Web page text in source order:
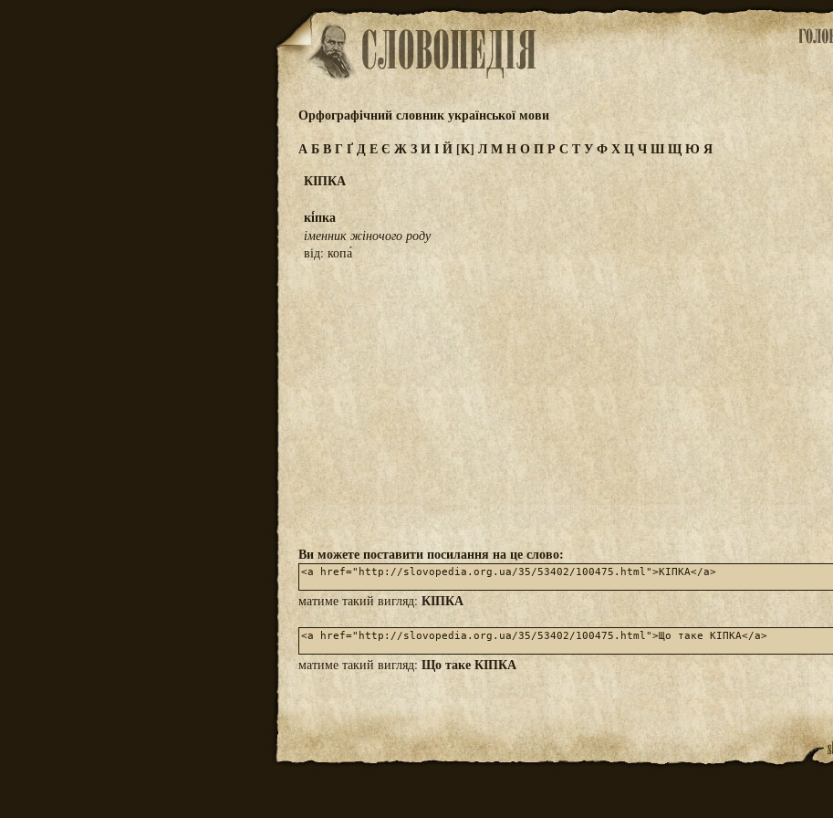
Орфографічний словник української мови
АБВГҐДЕЄ ЖЗИІЙ [К] ЛМНОПРС ТУФХЦЧШЩЮ Я
КІПКА
кі́пка
іменник жіночого роду
від: копа́
Ви можете поставити посилання на це слово:
матиме такий вигляд: КІПКА
матиме такий вигляд:Що таке КІПКА